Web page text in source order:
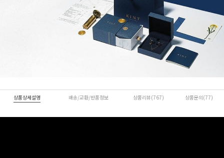
상품상세설명 배송/교환/반품정보 상품리뷰(767) 상품문의(77)